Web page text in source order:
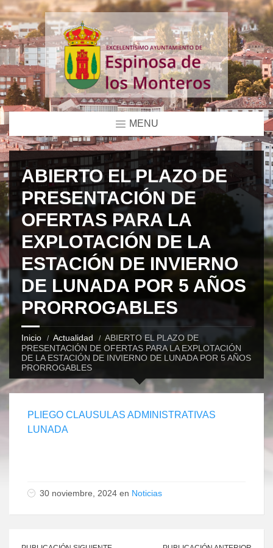
MENU
ABIERTO EL PLAZO DE
PRESENTACIÓN DE
OFERTAS PARA LA
EXPLOTACIÓN DE LA
ESTACIÓN DE INVIERNO
DE LUNADA POR 5 AÑOS
PRORROGABLES
Inicio Actualidad
ABIERTO EL PLAZO DE
PRESENTACIÓN DE OFERTAS PARA LA EXPLOTACIÓN
DE LA ESTACIÓN DE INVIERNO DE LUNADA POR 5 AÑOS
PRORROGABLES
PLIEGO CLAUSULAS ADMINISTRATIVAS
LUNADA
30 noviembre, 2024 en Noticias